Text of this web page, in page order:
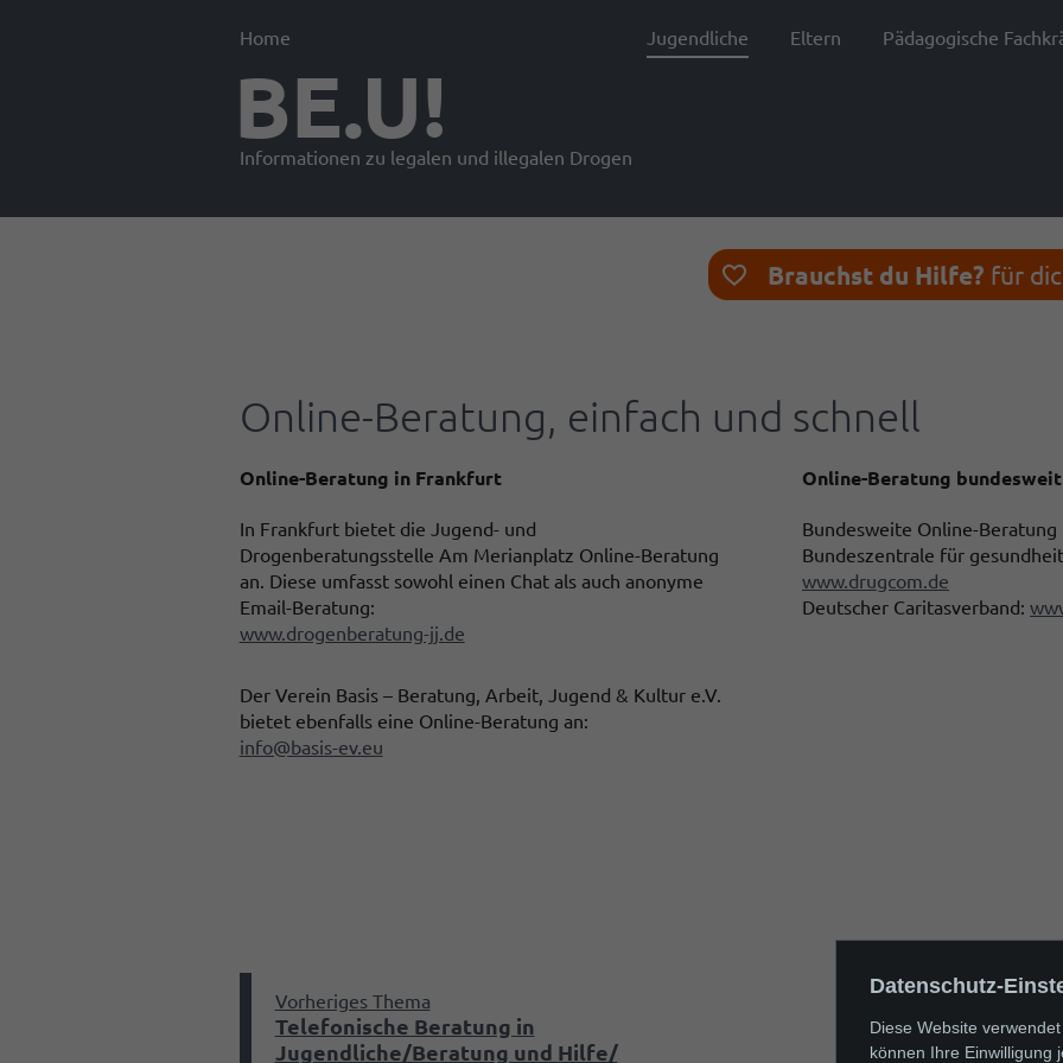
Home Jugendliche Eltern Pädagogische
BE.U!
Informationen zu legalen und illegalen Drogen
Brauchst du Hilfe? für
Online-Beratung, einfach und schnell
Online-Beratung in Frankfurt
In Frankfurt bietet die Jugend- und
Drogenberatungsstelle Am Merianplatz Online-Beratung
an. Diese umfasst sowohl einen Chat als auch anonyme
Email-Beratung:
www.drogenberatung-jj.de
Der Verein Basis – Beratung, Arbeit, Jugend & Kultur e.V.
bietet ebenfalls eine Online-Beratung an:
info@basis-ev.eu
Online-Beratung bundesweit
Bundesweite Online-Beratung
Bundeszentrale für
www.drugcom.de
Deutscher Caritasverband:
Vorheriges Thema
Telefonische Beratung in
Jugendliche/Beratung und Hilfe/
Datenschutz-
Diese Website
können Ihre Einwilligung